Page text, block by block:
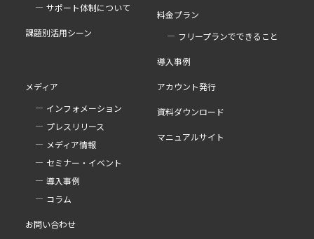
サポート体制について
課題別活用シーン
料金プラン
フリープランでできること
導入事例
メディア
インフォメーション
プレスリリース
メディア情報
セミナー・イベント
導入事例
コラム
アカウント発行
資料ダウンロード
マニュアルサイト
お問い合わせ